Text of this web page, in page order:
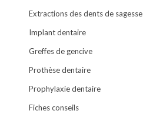
Extractions des dents de sagesse
Implant dentaire
Greffes de gencive
Prothèse dentaire
Prophylaxie dentaire
Fiches conseils